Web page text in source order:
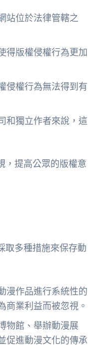
站位於法律管轄之
得版權侵權行為更加
侵權行為無法得到有
和獨立作者來說，這
，提高公眾的版權意
取多種措施來保存動
漫作品進行系統性的
商業利益而被忽視。
物館、舉辦動漫展
促進動漫文化的傳承